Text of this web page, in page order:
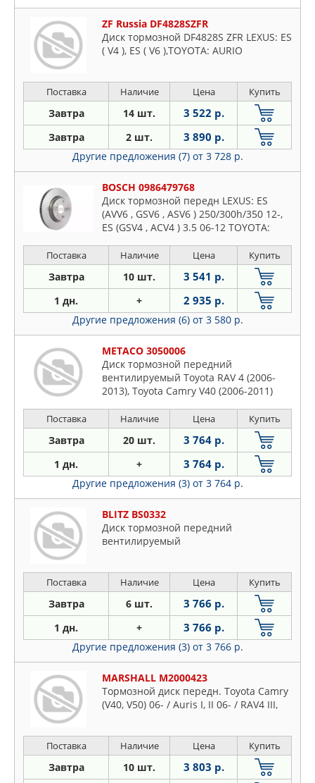
ZF Russia DF4828SZFR
Диск тормозной DF4828S ZFR LEXUS: ES
( V4 ), ES ( V6 ),TOYOTA: AURIO
Поставка Наличие Цена Купить
Завтра 14 шт. 3 522 р.
Завтра 2 шт. 3 890 р.
Другие предложения (7) от 3 728 р.
BOSCH 0986479768
Диск тормозной передн LEXUS: ES
(AVV6 , GSV6 , ASV6 ) 250/300h/350 12-,
ES (GSV4 , ACV4 ) 3.5 06-12 TOYOTA:
NDE15 ) 1.8 Hybr
Поставка Наличие Цена Купить
Завтра 10 шт. 3 541 р.
1 дн. + 2 935 р.
Другие предложения (6) от 3 580 р.
METACO 3050006
Диск тормозной передний
вентилируемый Toyota RAV 4 (2006-
2013), Toyota Camry V40 (2006-2011)
Поставка Наличие Цена Купить
Завтра 20 шт. 3 764 р.
1 дн. + 3 764 р.
Другие предложения (3) от 3 764 р.
BLITZ BS0332
Диск тормозной передний
вентилируемый
Поставка Наличие Цена Купить
Завтра 6 шт. 3 766 р.
1 дн. + 3 766 р.
Другие предложения (3) от 3 766 р.
MARSHALL M2000423
Тормозной диск передн. Toyota Camry
(V40, V50) 06- / Auris I, II 06- / RAV4 III,
Поставка Наличие Цена Купить
Завтра 10 шт. 3 803 р.